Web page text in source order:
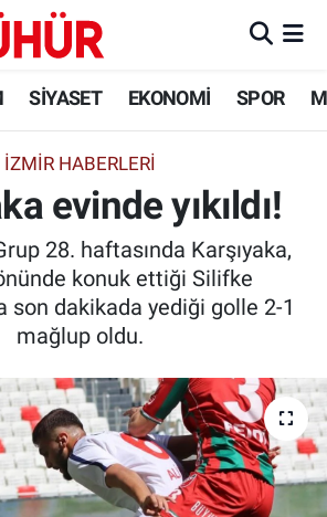
SİYASET EKONOMİ SPOR
İZMIR HABERLERI
evinde yıkıldı!
28. haftasında Karşıyaka,
konuk ettiği Silifke
son dakikada yediği golle 2-1
mağlup oldu.
Eczaneler
Vakitleri
Haritası
Durumu ve Fikstür